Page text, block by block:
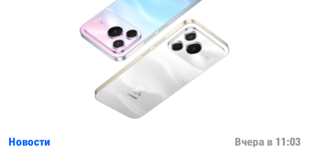
Новости Вчера в 11:03